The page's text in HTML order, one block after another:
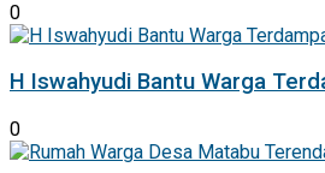
0
H Iswahyudi Bantu Warga
0